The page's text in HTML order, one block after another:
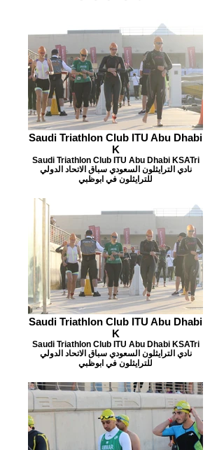
Saudi Triathlon Club ITU Abu Dhabi
K
Saudi Triathlon Club ITU Abu Dhabi KSATri
نادي الترايثلون السعودي سباق الاتحاد الدولي
للترايثلون في ابوظبي
Saudi Triathlon Club ITU Abu Dhabi
K
Saudi Triathlon Club ITU Abu Dhabi KSATri
نادي الترايثلون السعودي سباق الاتحاد الدولي
للترايثلون في ابوظبي